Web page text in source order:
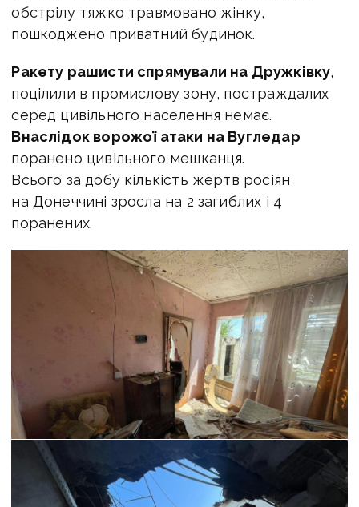
обстрілу тяжко травмовано жінку,
пошкоджено приватний будинок.
Ракету рашисти спрямували на Дружківку,
поцілили в промислову зону, постраждалих
серед цивільного населення немає.
Внаслідок ворожої атаки на Вугледар
поранено цивільного мешканця.
Всього за добу кількість жертв росіян
на Донеччині зросла на 2 загиблих і 4
поранених.